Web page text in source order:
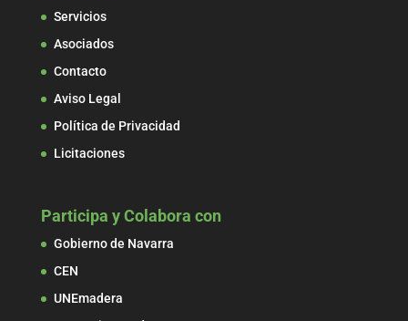
Servicios
Asociados
Contacto
Aviso Legal
Política de Privacidad
Licitaciones
Participa y Colabora con
Gobierno de Navarra
CEN
UNEmadera